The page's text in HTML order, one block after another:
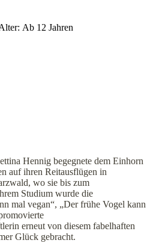
Ab 12 Jahren
Hennig begegnete dem Einhorn
auf ihren Reitausflügen in
wo sie bis zum
Studium wurde die
mal vegan“, „Der frühe Vogel kann
erneut von diesem fabelhaften
Glück gebracht.